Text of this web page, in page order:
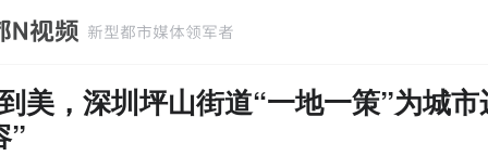
美，深圳坪山街道“一地一策”为城市
”